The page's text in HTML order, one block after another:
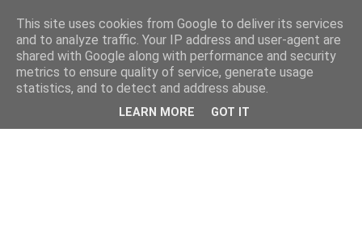
This site uses cookies from Google to deliver its services
and to analyze traffic. Your IP address and user-agent are
shared with Google along with performance and security
metrics to ensure quality of service, generate usage
statistics, and to detect and address abuse.
LEARN MORE GOT IT